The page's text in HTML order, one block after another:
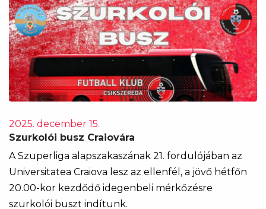
2025. december 15.
Szurkolói busz Craiovára
A Szuperliga alapszakaszának 21. fordulójában az
Universitatea Craiova lesz az ellenfél, a jövő hétfőn
20.00-kor kezdődő idegenbeli mérkőzésre
szurkolói buszt indítunk.